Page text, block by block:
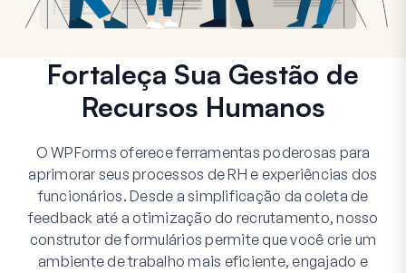
Fortaleça Sua Gestão de
Recursos Humanos
O WPForms oferece ferramentas poderosas para
aprimorar seus processos de RH e experiências dos
funcionários. Desde a simplificação da coleta de
feedback até a otimização do recrutamento, nosso
construtor de formulários permite que você crie um
ambiente de trabalho mais eficiente, engajado e